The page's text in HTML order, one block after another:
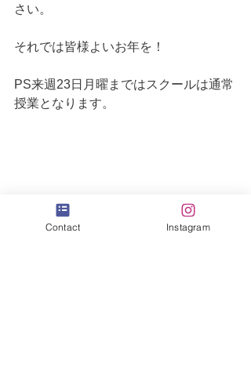
さい。
それでは皆様よいお年を！
PS来週23日月曜まではスクールは通常
授業となります。
Contact Instagram